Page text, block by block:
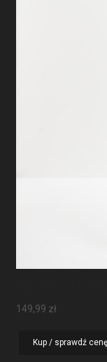
149,99 zł
Kup / sprawdź cenę